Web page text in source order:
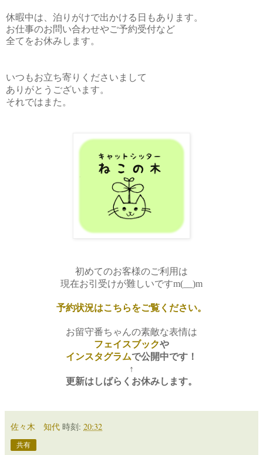
休暇中は、泊りがけで出かける日もあります。
お仕事のお問い合わせやご予約受付など
全てをお休みします。
いつもお立ち寄りくださいまして
ありがとうございます。
それではまた。
初めてのお客様のご利用は
現在お引受けが難しいですm(__)m
予約状況はこちらをご覧ください。
お留守番ちゃんの素敵な表情は
フェイスブックや
インスタグラムで公開中です！
↑
更新はしばらくお休みします。
佐々木 知代 時刻: 20:32
共有